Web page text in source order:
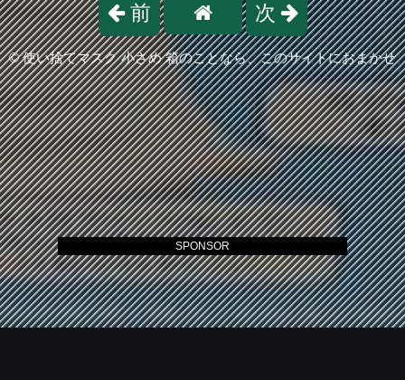
前 次
©使い捨てマスク 小さめ 箱のことなら、このサイトにおまかせ
SPONSOR